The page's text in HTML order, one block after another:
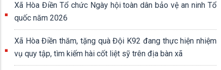
Xã Hòa Điền Tổ chức Ngày hội toàn dân bảo vệ an ninh Tổ
quốc năm 2026
Xã Hòa Điền thăm, tặng quà Đội K92 đang thực hiện nhiệm
vụ quy tập, tìm kiếm hài cốt liệt sỹ trên địa bàn xã